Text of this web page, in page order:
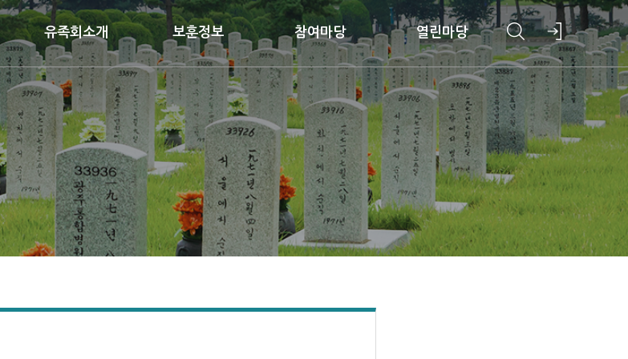
유족회소개 보훈정보 참여마당 열린마당